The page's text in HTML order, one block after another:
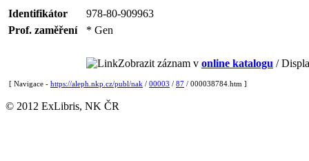
Identifikátor
978-80-909963
Prof. zaměření
* Gen
Zobrazit záznam v online katalogu /
[ Navigace - https://aleph.nkp.cz/publ/nak / 00003 / 87 / 000038784.htm ]
© 2012 ExLibris, NK ČR